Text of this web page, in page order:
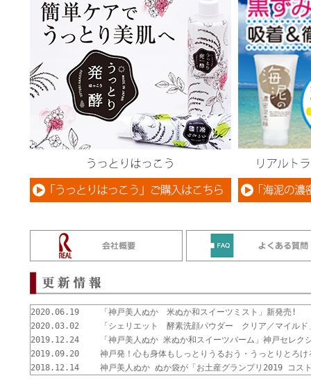
2020.06.19
「神戸美人ぬか 米ぬか和スイーツミスト」新発売!
2020.03.02
「シェリエット 酵素洗顔パウダー クリア／マイル
2019.12.24
「神戸美人ぬか 米ぬか和スイーツバーム」神戸セレク
2019.09.20
神戸発！心も身体もしっとりうるおう・うっとりとろ
2018.12.14
神戸美人ぬか ぬか袋が「お土産グランプリ2019 コス